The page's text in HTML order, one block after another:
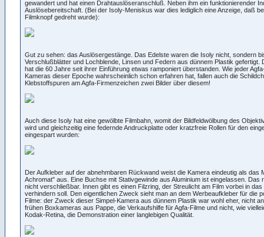
gewandert und hat einen Drahtauslöseranschluß. Neben ihm ein funktionierender
Auslösebereitschaft. (Bei der Isoly-Meniskus war dies lediglich eine Anzeige, daß
Filmknopf gedreht wurde):
Gut zu sehen: das Auslösergestänge. Das Edelste waren die Isoly nicht, sondern
Verschlußblätter und Lochblende, Linsen und Federn aus dünnem Plastik gefertigt.
hat die 60 Jahre seit ihrer Einführung etwas ramponiert überstanden. Wie jeder
Kameras dieser Epoche wahrscheinlich schon erfahren hat, fallen auch die
Klebstoffspuren am Agfa-Firmenzeichen zwei Bilder über diesem!
Auch diese Isoly hat eine gewölbte Filmbahn, womit der Bildfeldwölbung des
wird und gleichzeitig eine federnde Andruckplatte oder kratzfreie Rollen für den
eingespart wurden:
Der Aufkleber auf der abnehmbaren Rückwand weist die Kamera eindeutig als das
Achromat" aus. Eine Buchse mit Stativgewinde aus Aluminium ist eingelassen. Das
nicht verschließbar. Innen gibt es einen Filzring, der Streulicht am Film vorbei in
verhindern soll. Den eigentlichen Zweck sieht man an dem Werbeaufkleber für die
Filme: der Zweck dieser Simpel-Kamera aus dünnem Plastik war wohl eher, nicht
frühen Boxkameras aus Pappe, die Verkaufshilfe für Agfa-Filme und nicht, wie
Kodak-Retina, die Demonstration einer langlebigen Qualität.